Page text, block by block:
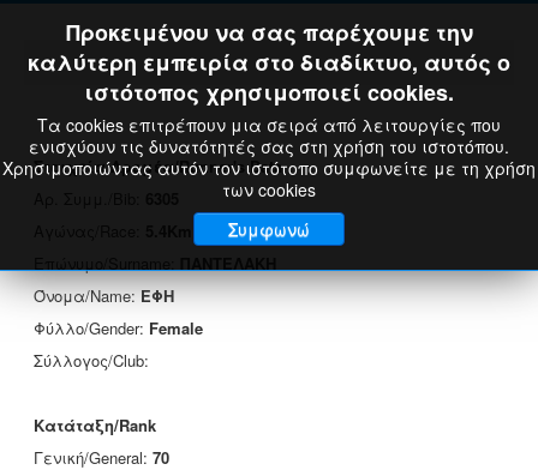
Στοιχεία Δρομέα/Runner's Data
Όνομα/Name:ΕΦΗ
Φύλλο/Gender: Female
Σύλλογος/Club:
Κατάταξη/Rank
Γενική/General: 70
Προκειμένου να σας παρέχουμε την
καλύτερη εμπειρία στο διαδίκτυο, αυτός ο
ιστότοπος χρησιμοποιεί cookies.
Τα cookies επιτρέπουν μια σειρά από λειτουργίες που
ενισχύουν τις δυνατότητές σας στη χρήση του ιστοτόπου.
Χρησιμοποιώντας αυτόν τον ιστότοπο συμφωνείτε με τη χρήση
των cookies
Συμφωνώ